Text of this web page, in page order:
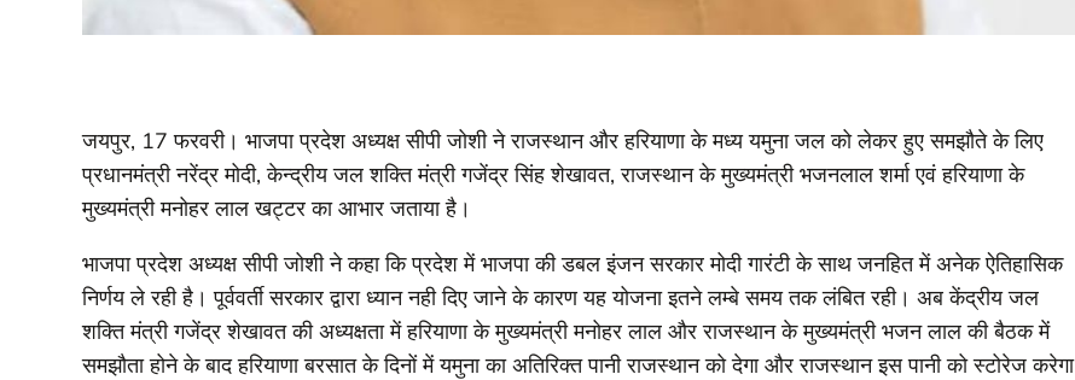
जयपुर, 17 फरवरी। भाजपा प्रदेश अध्यक्ष सीपी जोशी ने राजस्थान और हरियाणा के मध्य यमुना जल को लेकर हुए समझौते के लिए
प्रधानमंत्री नरेंद्र मोदी, केन्द्रीय जल शक्ति मंत्री गजेंद्र सिंह शेखावत, राजस्थान के मुख्यमंत्री भजनलाल शर्मा एवं हरियाणा के
मुख्यमंत्री मनोहर लाल खट्टर का आभार जताया है।
भाजपा प्रदेश अध्यक्ष सीपी जोशी ने कहा कि प्रदेश में भाजपा की डबल इंजन सरकार मोदी गारंटी के साथ जनहित में अनेक ऐतिहासिक
निर्णय ले रही है। पूर्ववर्ती सरकार द्वारा ध्यान नही दिए जाने के कारण यह योजना इतने लम्बे समय तक लंबित रही। अब केंद्रीय जल
शक्ति मंत्री गजेंद्र शेखावत की अध्यक्षता में हरियाणा के मुख्यमंत्री मनोहर लाल और राजस्थान के मुख्यमंत्री भजन लाल की बैठक में
समझौता होने के बाद हरियाणा बरसात के दिनों में यमुना का अतिरिक्त पानी राजस्थान को देगा और राजस्थान इस पानी को स्टोरेज करेगा